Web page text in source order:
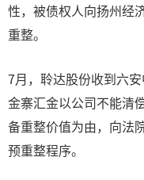
性，被债权人向扬州经
重整。
7月，聆达股份收到六
金寨汇金以公司不能清
备重整价值为由，向法
预重整程序。